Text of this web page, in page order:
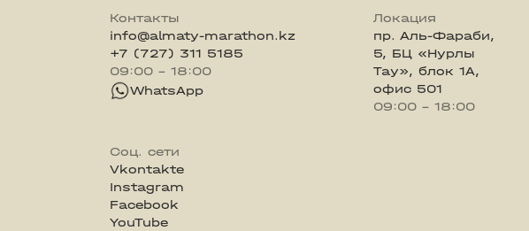
Контакты
info@almaty-marathon.kz
+7 (727) 311 5185
09:00 - 18:00
WhatsApp
Локация
пр. Аль-Фараби,
5, БЦ «Нурлы
Тау», блок 1А,
офис 501
09:00 - 18:00
Соц. сети
Vkontakte
Instagram
Facebook
YouTube